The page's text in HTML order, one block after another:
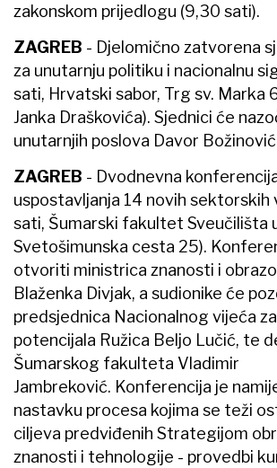
zakonskom prijedlogu (9,30 sati).
ZAGREB - Djelomično zatvorena
za unutarnju politiku i nacionalnu
sati, Hrvatski sabor, Trg sv. Marka
Janka Draškovića). Sjednici će
unutarnjih poslova Davor
ZAGREB - Dvodnevna
uspostavljanja 14 novih sektorskih
sati, Šumarski fakultet Sveučilišta
Svetošimunska cesta 25).
otvoriti ministrica znanosti i
Blaženka Divjak, a sudionike će
predsjednica Nacionalnog vijeća
potencijala Ružica Beljo Lučić, te
Šumarskog fakulteta Vladimir
Jambreković. Konferencija je
nastavku procesa kojima se teži
ciljeva predviđenih Strategijom
znanosti i tehnologije - provedbi